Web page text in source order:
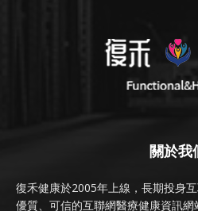
關於我
復禾健康於2005年上線，長期投身
優質、可信的互聯網醫療健康資訊